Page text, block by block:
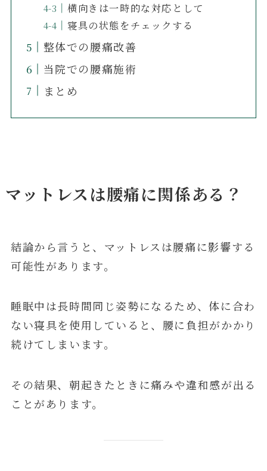
横向きは一時的な対応として
寝具の状態をチェックする
整体での腰痛改善
当院での腰痛施術
まとめ
マットレスは腰痛に関係ある？
結論から言うと、マットレスは腰痛に影響する
可能性があります。
睡眠中は長時間同じ姿勢になるため、体に合わ
ない寝具を使用していると、腰に負担がかかり
続けてしまいます。
その結果、朝起きたときに痛みや違和感が出る
ことがあります。